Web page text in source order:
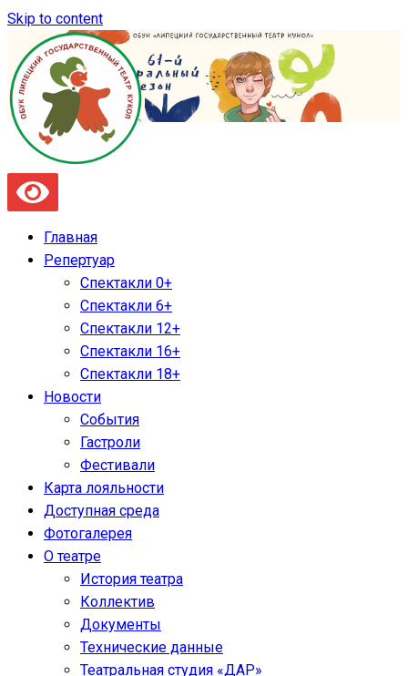
Skip to content
Главная
Репертуар
Спектакли 0+
Спектакли 6+
Спектакли 12+
Спектакли 16+
Спектакли 18+
Новости
События
Гастроли
Фестивали
Карта лояльности
Доступная среда
Фотогалерея
О театре
История театра
Коллектив
Документы
Технические данные
Театральная студия «ДАР»